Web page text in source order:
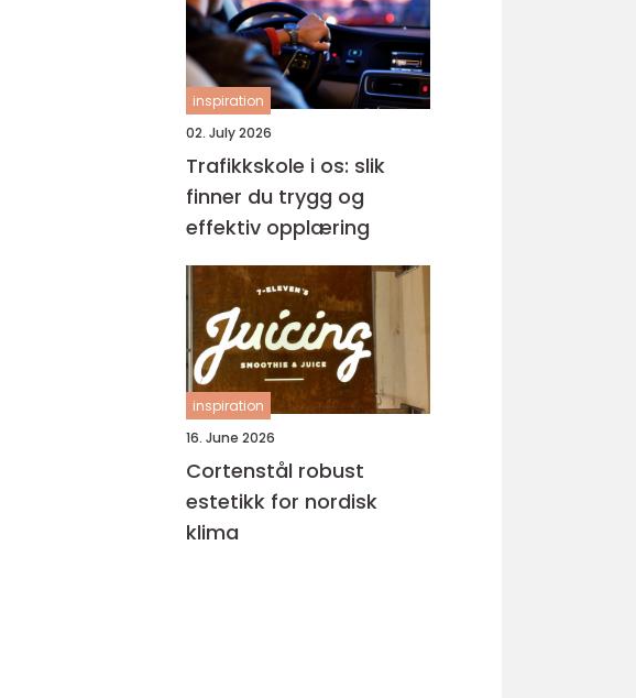
inspiration
02. July 2026
Trafikkskole i os: slik
finner du trygg og
effektiv opplæring
inspiration
16. June 2026
Cortenstål robust
estetikk for nordisk
klima